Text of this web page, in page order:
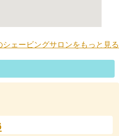
シェービングサロンをもっと見る